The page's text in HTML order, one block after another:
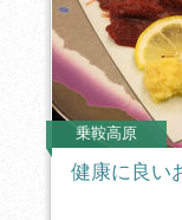
乗鞍高原
健康に良い